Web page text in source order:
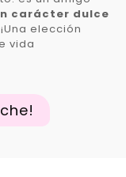
carácter dulce
elección
vida